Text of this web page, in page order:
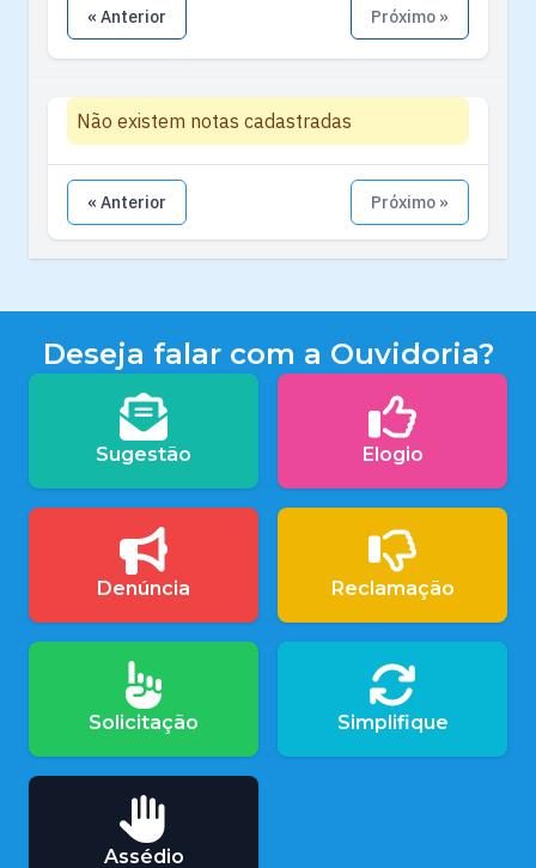
« Anterior Próximo »
Não existem notas cadastradas
« Anterior Próximo »
Deseja falar com a Ouvidoria?
Sugestão Elogio
Denúncia Reclamação
Solicitação Simplifique
Assédio